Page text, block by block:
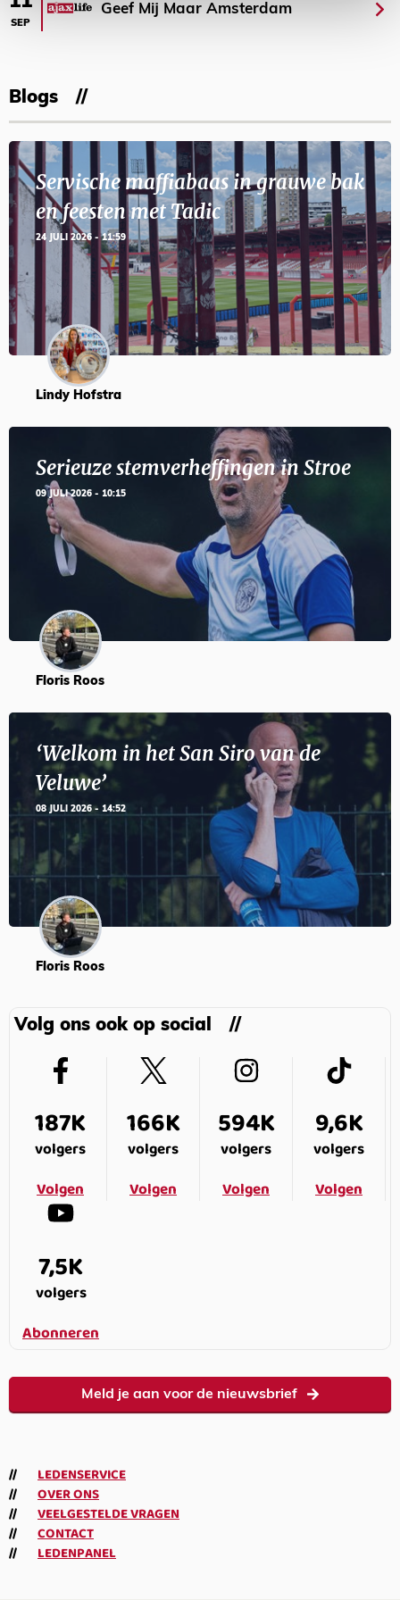
SEP
Geef Mij Maar Amsterdam
Blogs
Servische maffiabaas in grauwe bak
en feesten met Tadic
24 JULI 2026 - 11:59
Lindy Hofstra
Serieuze stemverheffingen in Stroe
09 JULI 2026 - 10:15
Floris Roos
‘Welkom in het San Siro van de
Veluwe’
08 JULI 2026 - 14:52
Floris Roos
Volg ons ook op social
187K
volgers
Volgen
166K
volgers
Volgen
594K
volgers
Volgen
9,6K
volgers
Volgen
7,5K
volgers
Abonneren
Meld je aan voor de nieuwsbrief
LEDENSERVICE
OVER ONS
VEELGESTELDE VRAGEN
CONTACT
LEDENPANEL